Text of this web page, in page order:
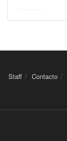
Staff Contacto